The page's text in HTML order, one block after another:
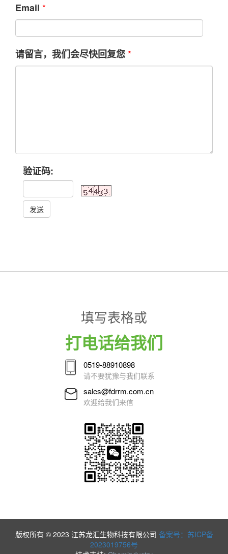
Email *
请留言，我们会尽快回复您 *
验证码:
发送
填写表格或
打电话给我们
0519-88910898
请不要犹豫与我们联系
sales@fdrrm.com.cn
欢迎给我们来信
版权所有 © 2023 江苏龙汇生物科技有限公司 备案号：苏ICP备
2023019756号